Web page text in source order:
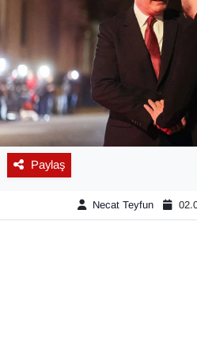
Paylaş
Necat Teyfun
Diğer
DÜNYA
EĞİTİM
EKONOMİ
Eleman